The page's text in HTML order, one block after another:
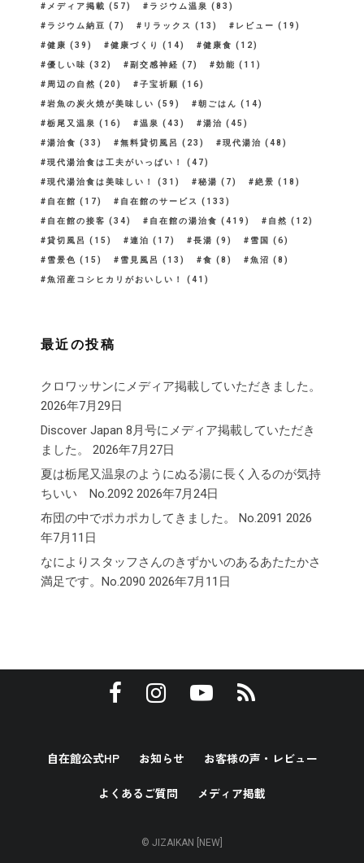
メディア掲載 (57) ラジウム温泉 (83)
ラジウム納豆 (7) リラックス (13) レビュー (19)
健康 (39) 健康づくり (14) 健康食 (12)
優しい味 (32) 副交感神経 (7) 効能 (11)
周辺の自然 (20) 子宝祈願 (16)
岩魚の炭火焼が美味しい (59) 朝ごはん (14)
栃尾又温泉 (16) 温泉 (43) 湯治 (45)
湯治食 (33) 無料貸切風呂 (23) 現代湯治 (48)
現代湯治食は工夫がいっぱい！ (47)
現代湯治食は美味しい！ (31) 秘湯 (7) 絶景 (18)
自在館 (17) 自在館のサービス (133)
自在館の接客 (34) 自在館の湯治食 (419) 自然 (12)
貸切風呂 (15) 連泊 (17) 長湯 (9) 雪国 (6)
雪景色 (15) 雪見風呂 (13) 食 (8) 魚沼 (8)
魚沼産コシヒカリがおいしい！ (41)
最近の投稿
クロワッサンにメディア掲載していただきました。
2026年7月29日
Discover Japan 8月号にメディア掲載していただき
ました。
2026年7月27日
夏は栃尾又温泉のようにぬる湯に長く入るのが気持
ちいい No.2092 2026年7月24日
布団の中でポカポカしてきました。 No.2091 2026
年7月11日
なによりスタッフさんのきずかいのあるあたたかさ
満足です。No.2090 2026年7月11日
自在館公式HP お知らせ お客様の声・レビュー
よくあるご質問 メディア掲載
© JIZAIKAN [NEW]